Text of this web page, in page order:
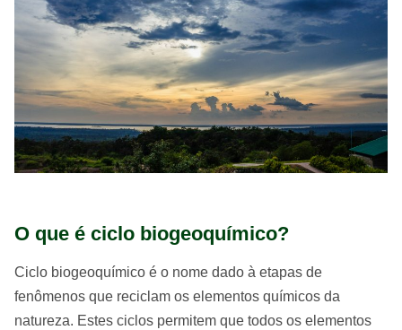
O que é ciclo biogeoquímico?
Ciclo biogeoquímico é o nome dado à etapas de
fenômenos que reciclam os elementos químicos da
natureza. Estes ciclos permitem que todos os elementos